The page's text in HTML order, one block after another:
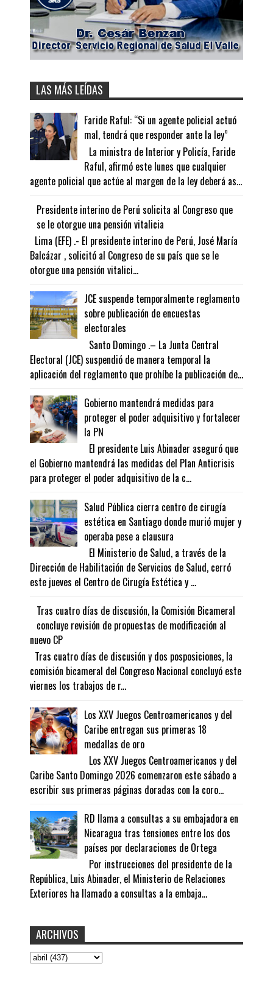
LAS MÁS LEÍDAS
Faride Raful: “Si un agente policial actuó
mal, tendrá que responder ante la ley”
La ministra de Interior y Policía, Faride
Raful, afirmó este lunes que cualquier
agente policial que actúe al margen de la ley deberá as...
Presidente interino de Perú solicita al Congreso que
se le otorgue una pensión vitalicia
Lima (EFE) .- El presidente interino de Perú, José María
Balcázar , solicitó al Congreso de su país que se le
otorgue una pensión vitalici...
JCE suspende temporalmente reglamento
sobre publicación de encuestas
electorales
Santo Domingo .– La Junta Central
Electoral (JCE) suspendió de manera temporal la
aplicación del reglamento que prohíbe la publicación de...
Gobierno mantendrá medidas para
proteger el poder adquisitivo y fortalecer
la PN
El presidente Luis Abinader aseguró que
el Gobierno mantendrá las medidas del Plan Anticrisis
para proteger el poder adquisitivo de la c...
Salud Pública cierra centro de cirugía
estética en Santiago donde murió mujer y
operaba pese a clausura
El Ministerio de Salud, a través de la
Dirección de Habilitación de Servicios de Salud, cerró
este jueves el Centro de Cirugía Estética y ...
Tras cuatro días de discusión, la Comisión Bicameral
concluye revisión de propuestas de modificación al
nuevo CP
Tras cuatro días de discusión y dos posposiciones, la
comisión bicameral del Congreso Nacional concluyó este
viernes los trabajos de r...
Los XXV Juegos Centroamericanos y del
Caribe entregan sus primeras 18
medallas de oro
Los XXV Juegos Centroamericanos y del
Caribe Santo Domingo 2026 comenzaron este sábado a
escribir sus primeras páginas doradas con la coro...
RD llama a consultas a su embajadora en
Nicaragua tras tensiones entre los dos
países por declaraciones de Ortega
Por instrucciones del presidente de la
República, Luis Abinader, el Ministerio de Relaciones
Exteriores ha llamado a consultas a la embaja...
ARCHIVOS